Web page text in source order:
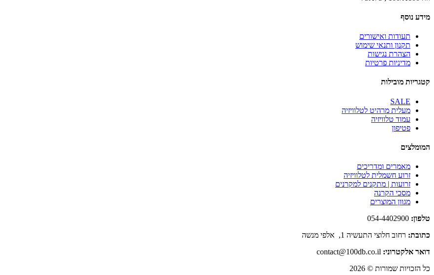
מידע נוסף
תעודות ואישורים
תקנון ותנאי שימוש
הצהרת נגישות
מדיניות פרטיות
קטגריות מובילות
SALE
מעלית מרהיט לטלוויזיה
עמוד טלוויזיה
פטיפון
המומלצים
מאמרים ומדריכים
זרוע חשמלית לטלוויזיה
זרועות | מתקנים למקרנים
מסכי הקרנה
מגוון המוצרים
טלפון:
כתובת: רחוב חלוצי התעשיה 1, אלפי מנשה
דואר אלקטרוני:
כל הזכויות שמורות © 2026